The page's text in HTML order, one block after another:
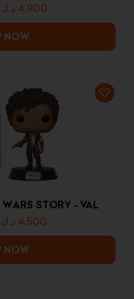
4.900 د.ك
NOW
STORY - VAL
4.500 د.ك
NOW